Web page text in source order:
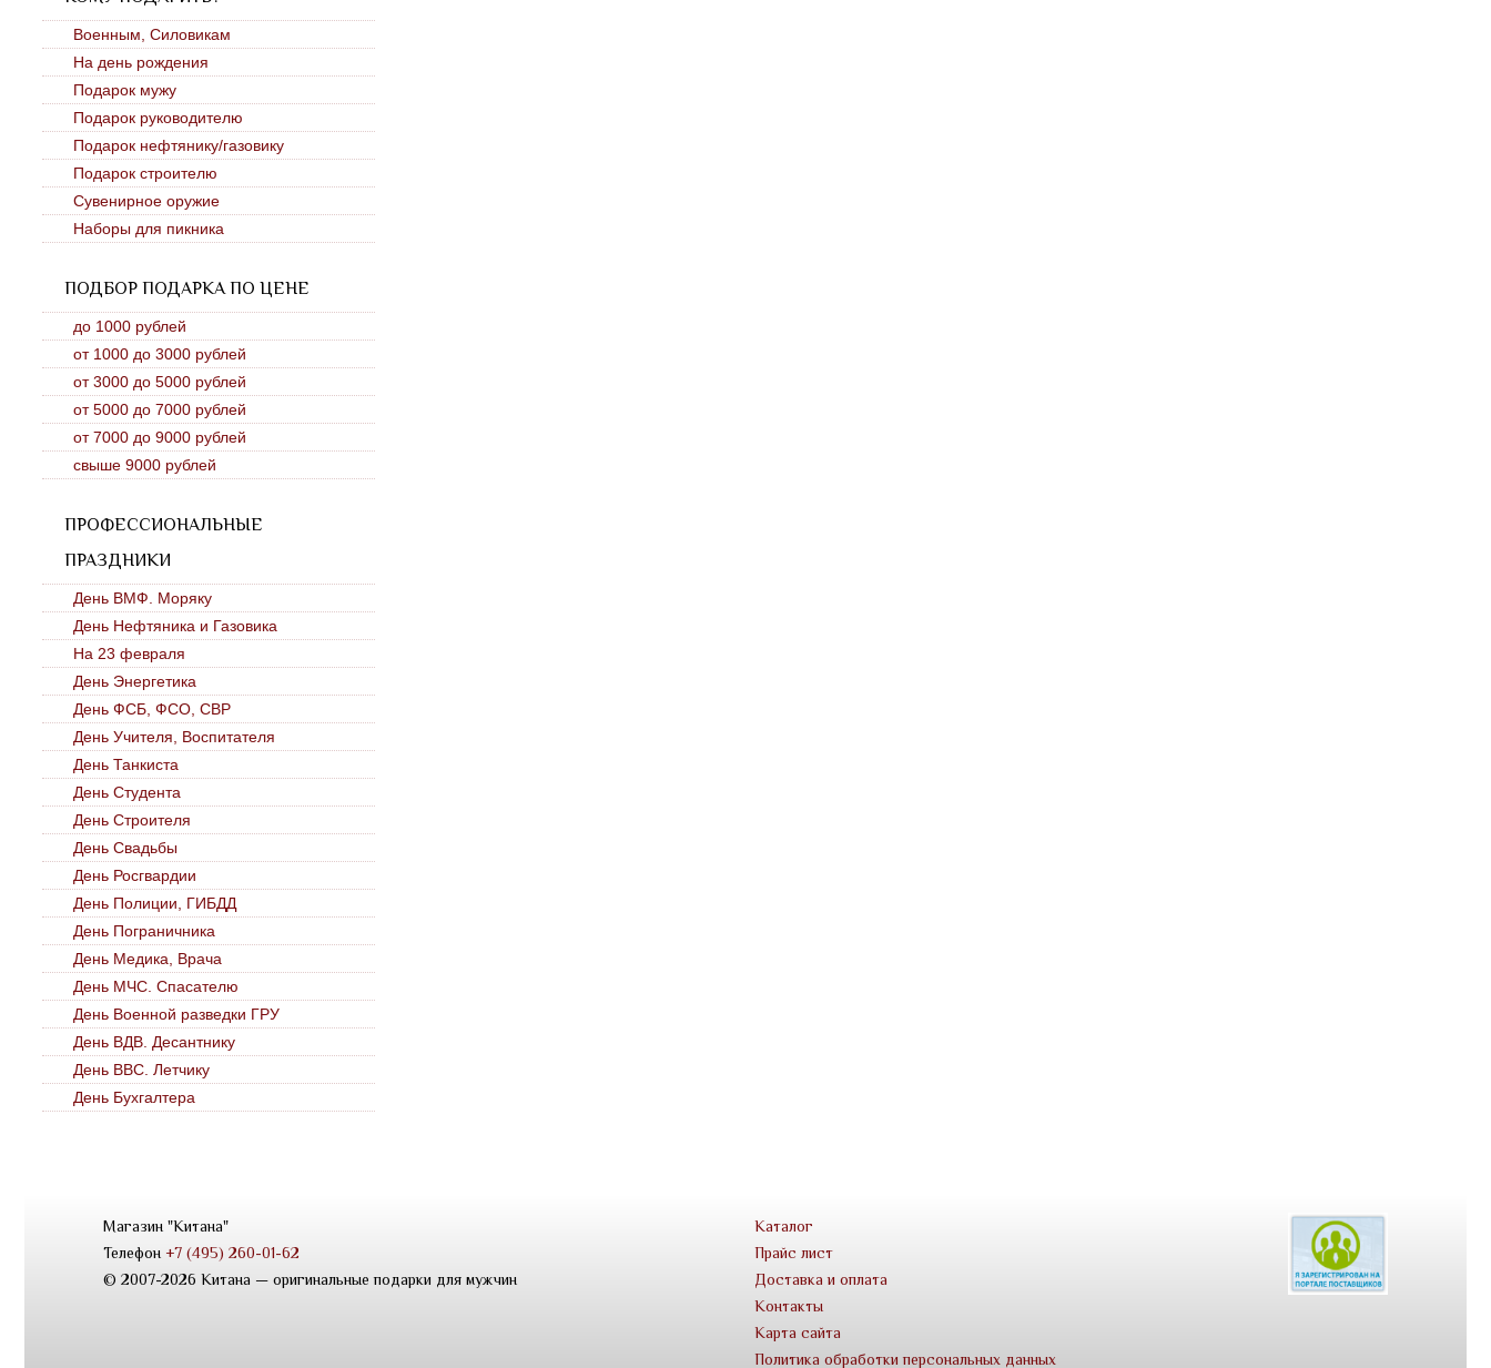
Военным, Силовикам
На день рождения
Подарок мужу
Подарок руководителю
Подарок нефтянику/газовику
Подарок строителю
Сувенирное оружие
Наборы для пикника
ПОДБОР ПОДАРКА ПО ЦЕНЕ
до 1000 рублей
от 1000 до 3000 рублей
от 3000 до 5000 рублей
от 5000 до 7000 рублей
от 7000 до 9000 рублей
свыше 9000 рублей
ПРОФЕССИОНАЛЬНЫЕ
ПРАЗДНИКИ
День ВМФ. Моряку
День Нефтяника и Газовика
На 23 февраля
День Энергетика
День ФСБ, ФСО, СВР
День Учителя, Воспитателя
День Танкиста
День Студента
День Строителя
День Свадьбы
День Росгвардии
День Полиции, ГИБДД
День Пограничника
День Медика, Врача
День МЧС. Спасателю
День Военной разведки ГРУ
День ВДВ. Десантнику
День ВВС. Летчику
День Бухгалтера
Магазин "Китана"
Телефон +7 (495) 260-01-62
© 2007-2026 Китана — оригинальные подарки для мужчин
Каталог
Прайс лист
Доставка и оплата
Контакты
Карта сайта
Политика обработки персональных данных